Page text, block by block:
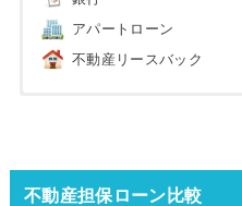
アパートローン
不動産リースバック
不動産担保ローン比較